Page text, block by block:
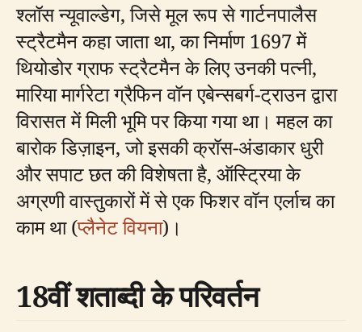
श्लॉस न्यूवाल्डेग, जिसे मूल रूप से गार्टनपालैस
स्ट्रैटमैन कहा जाता था, का निर्माण 1697 में
थियोडोर ग्राफ स्ट्रैटमैन के लिए उनकी पत्नी,
मारिया मार्गरेटा ग्रैफिन वॉन एबेन्सबर्ग-ट्राउन द्वारा
विरासत में मिली भूमि पर किया गया था। महल का
बारोक डिज़ाइन, जो इसकी क्रॉस-अंडाकार धुरी
और सपाट छत की विशेषता है, ऑस्ट्रिया के
अग्रणी वास्तुकारों में से एक फिशर वॉन एर्लाच का
काम था (प्लैनेट वियना)।
18वीं शताब्दी के परिवर्तन